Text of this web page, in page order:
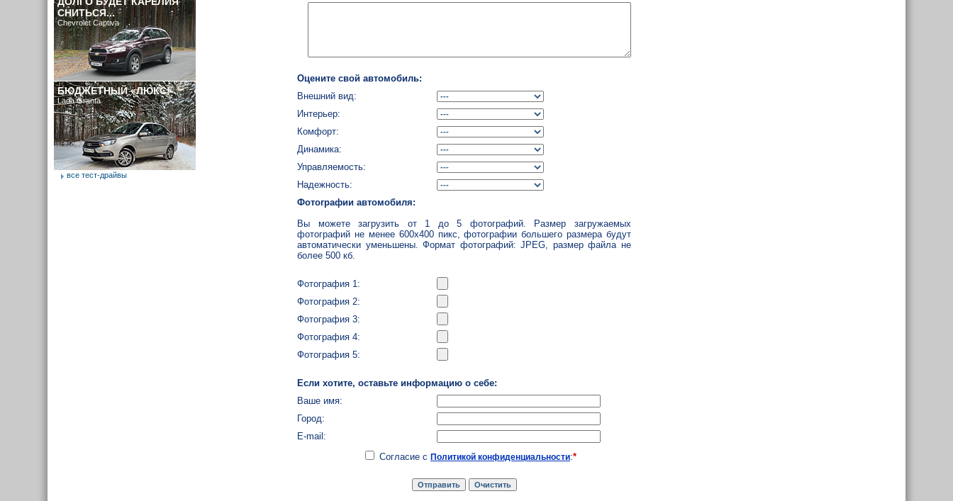
Оцените свой автомобиль:
Внешний вид:
Интерьер:
Комфорт:
Динамика:
Управляемость:
Надежность:
Фотографии автомобиля:
Вы можете загрузить от 1 до 5 фотографий. Размер загружаемых
фотографий не менее 600x400 пикс, фотографии большего размера будут
автоматически уменьшены. Формат фотографий: JPEG, размер файла не
более 500 кб.
Фотография 1:
Фотография 2:
Фотография 3:
Фотография 4:
Фотография 5:
Если хотите, оставьте информацию о себе:
Ваше имя:
Город:
E-mail:
Согласие с Политикой конфиденциальности:*
СНИТЬСЯ...
Chevrolet Captiva
БЮДЖЕТНЫЙ «ЛЮКС»
Lada Granta
все тест-драйвы